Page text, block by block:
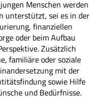
Menschen werden
unterstützt, sei es in der
finanziellen
oder beim Aufbau
Zusätzlich
familiäre oder soziale
mit der
sowie Hilfe
und Bedürfnisse.